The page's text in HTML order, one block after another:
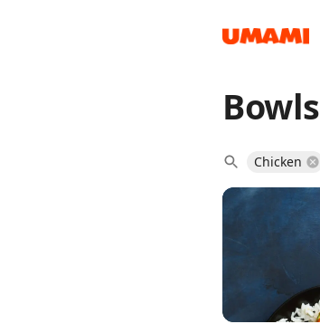
Bowls
Chicken